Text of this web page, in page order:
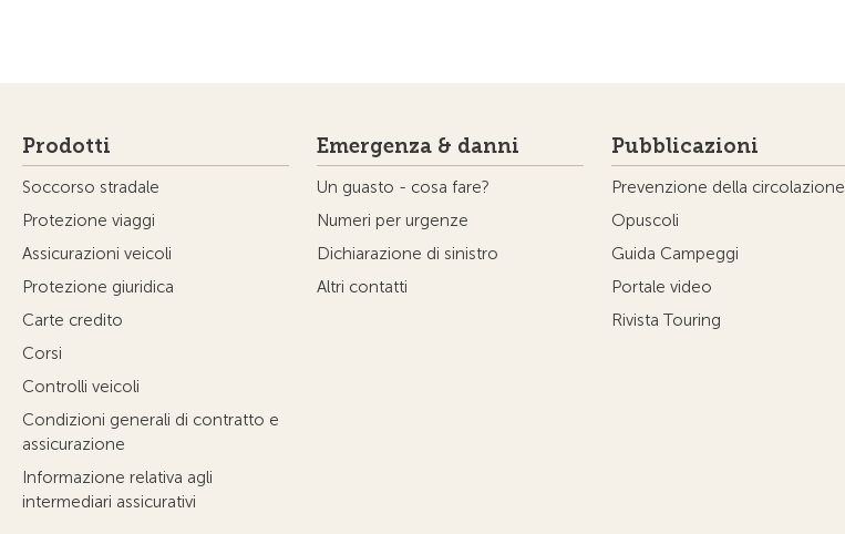
Prodotti
Soccorso stradale
Protezione viaggi
Assicurazioni veicoli
Protezione giuridica
Carte credito
Corsi
Controlli veicoli
Condizioni generali di contratto e
assicurazione
Informazione relativa agli
intermediari assicurativi
Emergenza & danni
Un guasto - cosa fare?
Numeri per urgenze
Dichiarazione di sinistro
Altri contatti
Pubblicazioni
Prevenzione della circolazione
Opuscoli
Guida Campeggi
Portale video
Rivista Touring